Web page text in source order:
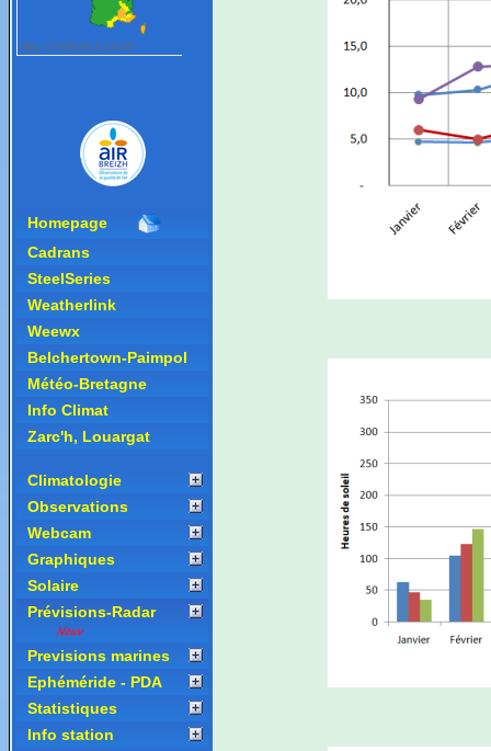
Homepage
Cadrans
SteelSeries
Weatherlink
Weewx
Belchertown-Paimpol
Météo-Bretagne
Info Climat
Zarc'h, Louargat
Climatologie
Observations
Webcam
Graphiques
Solaire
Prévisions-Radar
Previsions marines
Ephéméride - PDA
Statistiques
Info station